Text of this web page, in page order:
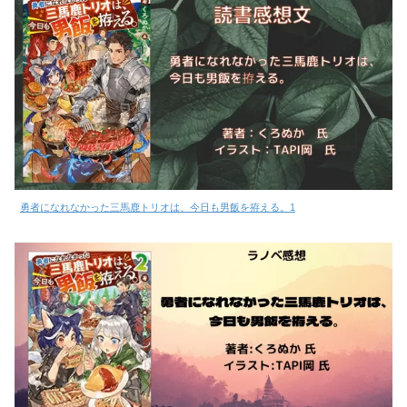
勇者になれなかった三馬鹿トリオは、今日も男飯を拵える。1